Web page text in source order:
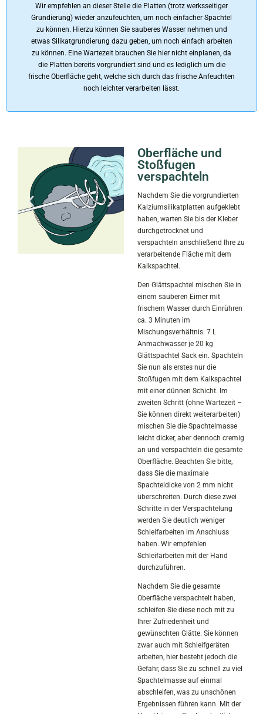
Wir empfehlen an dieser Stelle die Platten (trotz werksseitiger
Grundierung) wieder anzufeuchten, um noch einfacher Spachtel
zu können. Hierzu können Sie sauberes Wasser nehmen und
etwas Silikatgrundierung dazu geben, um noch einfach arbeiten
zu können. Eine Wartezeit brauchen Sie hier nicht einplanen, da
die Platten bereits vorgrundiert sind und es lediglich um die
frische Oberfläche geht, welche sich durch das frische Anfeuchten
noch leichter verarbeiten lässt.
Oberfläche und
Stoßfugen
verspachteln
Nachdem Sie die vorgrundierten
Kalziumsilikatplatten aufgeklebt
haben, warten Sie bis der Kleber
durchgetrocknet und
verspachteln anschließend Ihre zu
verarbeitende Fläche mit dem
Kalkspachtel.
Den Glättspachtel mischen Sie in
einem sauberen Eimer mit
frischem Wasser durch Einrühren
ca. 3 Minuten im
Mischungsverhältnis: 7 L
Anmachwasser je 20 kg
Glättspachtel Sack ein. Spachteln
Sie nun als erstes nur die
Stoßfugen mit dem Kalkspachtel
mit einer dünnen Schicht. Im
zweiten Schritt (ohne Wartezeit –
Sie können direkt weiterarbeiten)
mischen Sie die Spachtelmasse
leicht dicker, aber dennoch cremig
an und verspachteln die gesamte
Oberfläche. Beachten Sie bitte,
dass Sie die maximale
Spachteldicke von 2 mm nicht
überschreiten. Durch diese zwei
Schritte in der Verspachtelung
werden Sie deutlich weniger
Schleifarbeiten im Anschluss
haben. Wir empfehlen
Schleifarbeiten mit der Hand
durchzuführen.
Nachdem Sie die gesamte
Oberfläche verspachtelt haben,
schleifen Sie diese noch mit zu
Ihrer Zufriedenheit und
gewünschten Glätte. Sie können
zwar auch mit Schleifgeräten
arbeiten, hier besteht jedoch die
Gefahr, dass Sie zu schnell zu viel
Spachtelmasse auf einmal
abschleifen, was zu unschönen
Ergebnissen führen kann. Mit der